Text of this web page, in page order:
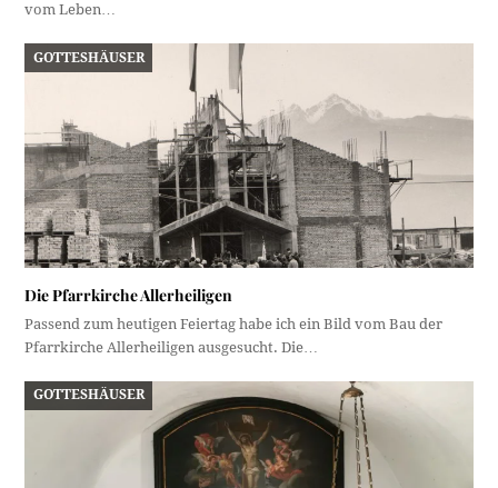
vom Leben…
GOTTESHÄUSER
Die Pfarrkirche Allerheiligen
Passend zum heutigen Feiertag habe ich ein Bild vom Bau der
Pfarrkirche Allerheiligen ausgesucht. Die…
GOTTESHÄUSER